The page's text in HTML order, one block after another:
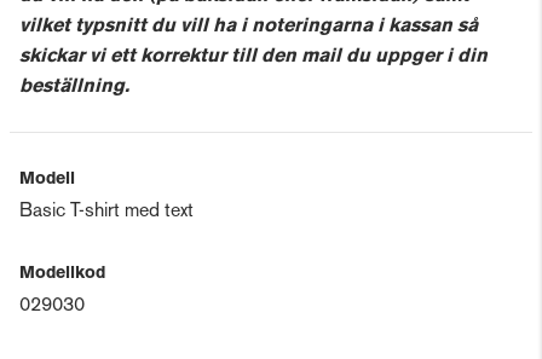
vilket typsnitt du vill ha i noteringarna i kassan så
skickar vi ett korrektur till den mail du uppger i din
beställning.
Modell
Basic T-shirt med text
Modellkod
029030